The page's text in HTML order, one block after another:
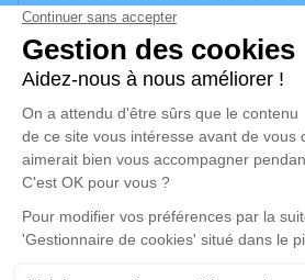
vos condoléances, partager des
anecdote ou exprimer vos pensées
poèmes ou des textes. Cet endroit
d'expression dédié à honorer la
LARGERON.
Un service de plantation d’arbre
disponible ici.